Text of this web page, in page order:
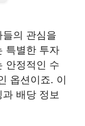
의 관심을
특별한 투자
안정적인 수
옵션이죠. 이
배당 정보